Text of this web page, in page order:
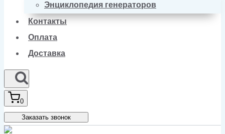
Энциклопедия генераторов
Контакты
Оплата
Доставка
0
Заказать звонок